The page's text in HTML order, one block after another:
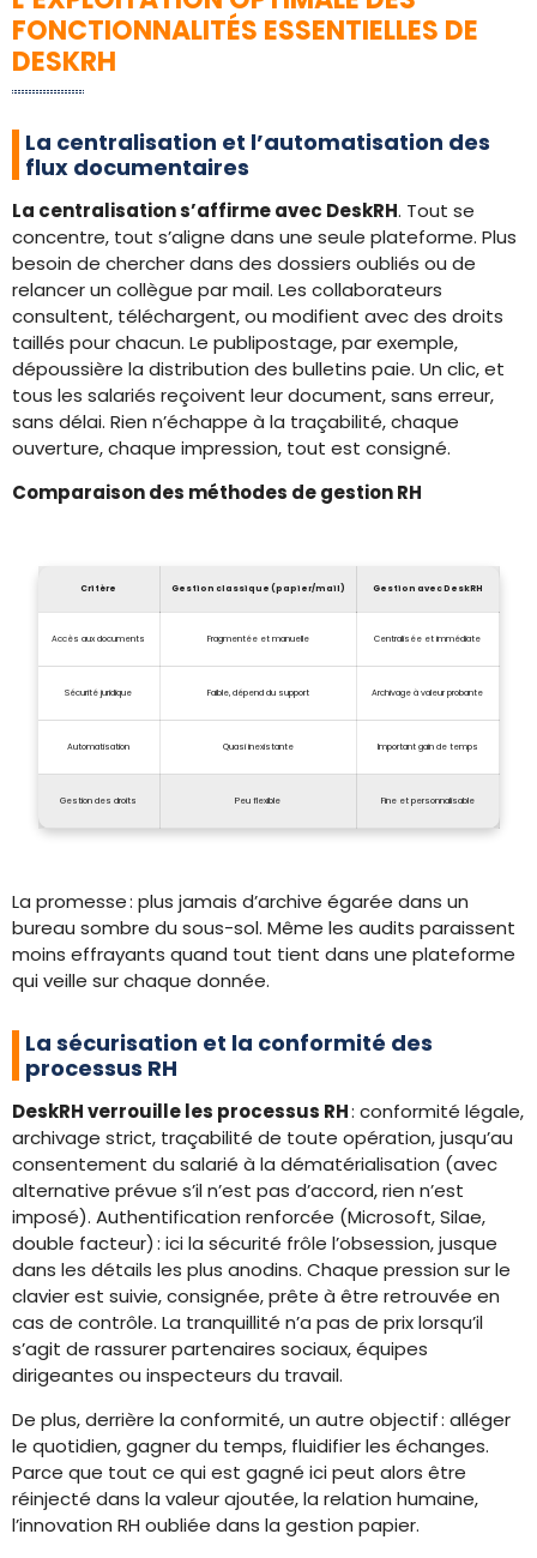
FONCTIONNALITÉS ESSENTIELLES DE
DESKRH
La centralisation et l’automatisation des
flux documentaires
La centralisation s’affirme avec DeskRH. Tout se
concentre, tout s’aligne dans une seule plateforme. Plus
besoin de chercher dans des dossiers oubliés ou de
relancer un collègue par mail. Les collaborateurs
consultent, téléchargent, ou modifient avec des droits
taillés pour chacun. Le publipostage, par exemple,
dépoussière la distribution des bulletins paie. Un clic, et
tous les salariés reçoivent leur document, sans erreur,
sans délai. Rien n’échappe à la traçabilité, chaque
ouverture, chaque impression, tout est consigné.
Comparaison des méthodes de gestion RH
Critère Gestion classique (papier/mail) Gestion avec DeskRH
Accès aux documents Fragmentée et manuelle Centralisée et immédiate
Sécurité juridique Faible, dépend du support Archivage à valeur probante
Automatisation Quasi inexistante Important gain de temps
Gestion des droits Peu flexible Fine et personnalisable
La promesse : plus jamais d’archive égarée dans un
bureau sombre du sous-sol. Même les audits paraissent
moins effrayants quand tout tient dans une plateforme
qui veille sur chaque donnée.
La sécurisation et la conformité des
processus RH
DeskRH verrouille les processus RH: conformité légale,
archivage strict, traçabilité de toute opération, jusqu’au
consentement du salarié à la dématérialisation (avec
alternative prévue s’il n’est pas d’accord, rien n’est
imposé). Authentification renforcée (Microsoft, Silae,
double facteur) : ici la sécurité frôle l’obsession, jusque
dans les détails les plus anodins. Chaque pression sur le
clavier est suivie, consignée, prête à être retrouvée en
cas de contrôle. La tranquillité n’a pas de prix lorsqu’il
s’agit de rassurer partenaires sociaux, équipes
dirigeantes ou inspecteurs du travail.
De plus, derrière la conformité, un autre objectif : alléger
le quotidien, gagner du temps, fluidifier les échanges.
Parce que tout ce qui est gagné ici peut alors être
réinjecté dans la valeur ajoutée, la relation humaine,
l’innovation RH oubliée dans la gestion papier.